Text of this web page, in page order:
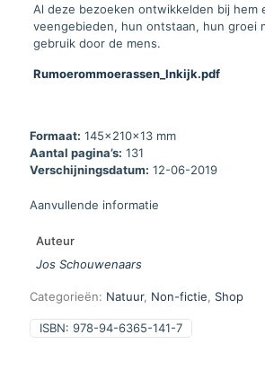
Al deze bezoeken ontwikkelden bij hem
veengebieden, hun ontstaan, hun groei
gebruik door de mens.
Rumoerommoerassen_Inkijk.pdf
Formaat: 145x210x13 mm
Aantal pagina’s: 131
Verschijningsdatum: 12-06-2019
Aanvullende informatie
Auteur
Jos Schouwenaars
Categorieën: Natuur, Non-fictie Shop
ISBN: 978-94-6365-141-7